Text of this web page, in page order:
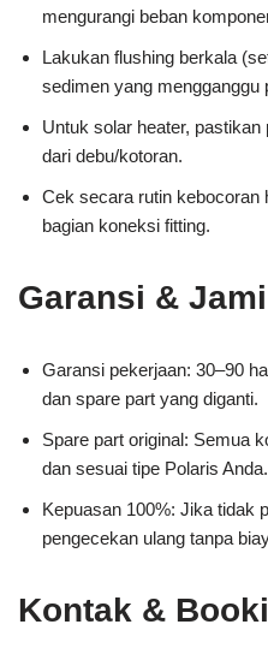
mengurangi beban
Lakukan flushing berkala
sedimen yang mengganggu
Untuk solar heater,
dari debu/kotoran.
Cek secara rutin kebocoran
bagian koneksi fitting.
Garansi &
Garansi pekerjaan: 30–90
dan spare part yang diganti.
Spare part original: Semua
dan sesuai tipe Polaris Anda.
Kepuasan 100%: Jika tidak
pengecekan ulang tanpa
Kontak &